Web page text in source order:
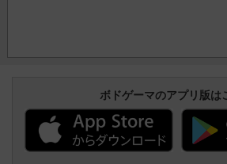
ボドゲーマのアプリ版は